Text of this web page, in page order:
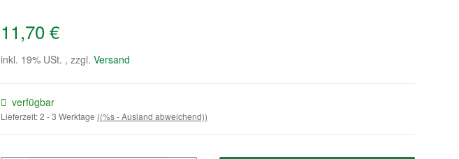
11,70 €
inkl. 19% USt. , zzgl. Versand
verfügbar
Lieferzeit:2 - 3 Werktage ((%s - Ausland abweichend))